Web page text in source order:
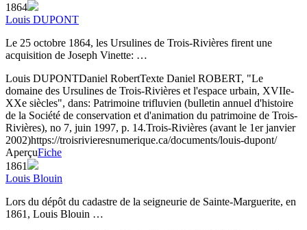
1864
Louis DUPONT
Le 25 octobre 1864, les Ursulines de Trois-Rivières firent une
acquisition de Joseph Vinette: …
Louis DUPONTDaniel RobertTexte Daniel ROBERT, "Le
domaine des Ursulines de Trois-Rivières et l'espace urbain, XVIIe-
XXe siècles", dans: Patrimoine trifluvien (bulletin annuel d'histoire
de la Société de conservation et d'animation du patrimoine de Trois-
Rivières), no 7, juin 1997, p. 14.Trois-Rivières (avant le 1er janvier
2002)https://troisrivieresnumerique.ca/documents/louis-dupont/
AperçuFiche
1861
Louis Blouin
Lors du dépôt du cadastre de la seigneurie de Sainte-Marguerite, en
1861, Louis Blouin …